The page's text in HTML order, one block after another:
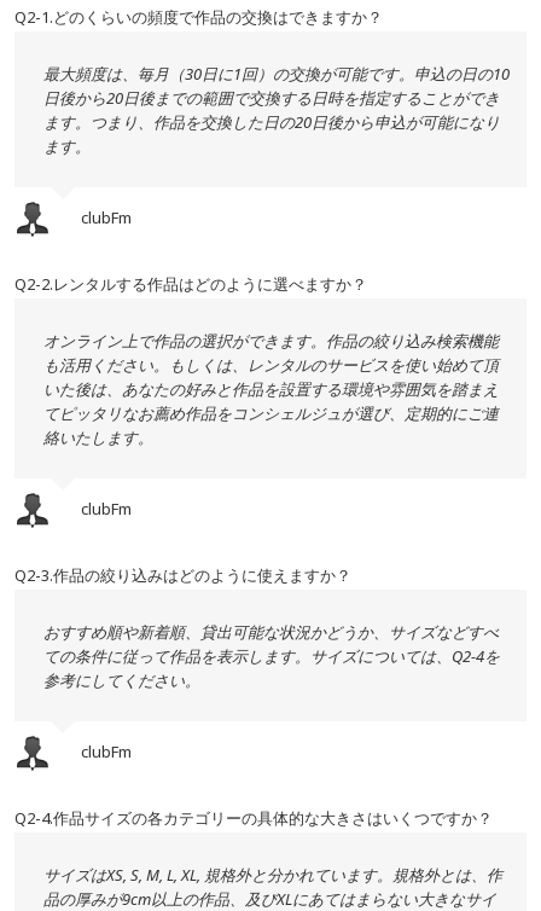
Q2-1.どのくらいの頻度で作品の交換はできますか？
最大頻度は、毎月（30日に1回）の交換が可能です。申込の日の10
日後から20日後までの範囲で交換する日時を指定することができ
ます。つまり、作品を交換した日の20日後から申込が可能になり
ます。
clubFm
Q2-2.レンタルする作品はどのように選べますか？
オンライン上で作品の選択ができます。作品の絞り込み検索機能
も活用ください。もしくは、レンタルのサービスを使い始めて頂
いた後は、あなたの好みと作品を設置する環境や雰囲気を踏まえ
てピッタリなお薦め作品をコンシェルジュが選び、定期的にご連
絡いたします。
clubFm
Q2-3.作品の絞り込みはどのように使えますか？
おすすめ順や新着順、貸出可能な状況かどうか、サイズなどすべ
ての条件に従って作品を表示します。サイズについては、Q2-4を
参考にしてください。
clubFm
Q2-4.作品サイズの各カテゴリーの具体的な大きさはいくつですか？
サイズはXS, S, M, L, XL, 規格外と分かれています。規格外とは、作
品の厚みが9cm以上の作品、及びXLにあてはまらない大きなサイ